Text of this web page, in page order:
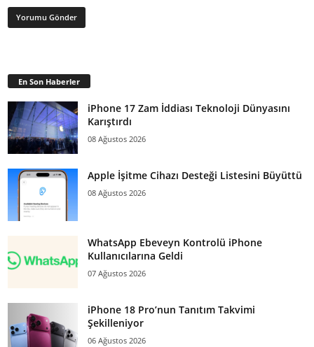
En Son Haberler
iPhone 17 Zam İddiası Teknoloji Dünyasını
Karıştırdı
08 Ağustos 2026
Apple İşitme Cihazı Desteği Listesini Büyüttü
08 Ağustos 2026
WhatsApp Ebeveyn Kontrolü iPhone
Kullanıcılarına Geldi
07 Ağustos 2026
iPhone 18 Pro’nun Tanıtım Takvimi
Şekilleniyor
06 Ağustos 2026